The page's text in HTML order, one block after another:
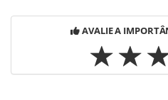
AVALIE A